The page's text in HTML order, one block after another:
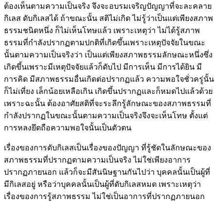
ต้องเห็นตามความเป็นจริง จึงจะอบรมเจริญปัญญาที่จะละคลาย
กิเลส ดับกิเลสได้ ถ้าขณะนั้น สติไม่เกิด ไม่รู้ว่าเป็นแต่เพียงสภาพ
ธรรมชนิดหนึ่ง ก็ไม่เห็นโทษแล้ว เพราะเหตุว่า ไม่ได้รู้สภาพ
ธรรมที่กำลังปรากฏตามปกติที่เกิดขึ้นเพราะเหตุปัจจัยในขณะ
นั้นตามความเป็นจริงว่า เป็นแต่เพียงสภาพธรรมลักษณะหนึ่งซึ่ง
เกิดขึ้นเพราะมีเหตุปัจจัยแล้วก็ดับไป มีการเห็น มีการได้ยิน มี
การคิด มีสภาพธรรมอื่นเกิดต่อปรากฏแล้ว ความพอใจชั่วครู่นั้น
ก็ไม่เที่ยง เล็กน้อยเหลือเกิน เกิดขึ้นปรากฏและก็หมดไปแล้วด้วย
เพราะฉะนั้น ต้องอาศัยสติที่จะระลึกรู้ลักษณะของสภาพธรรมที่
กำลังปรากฏในขณะนั้นตามความเป็นจริงจึงจะเห็นโทษ ตั้งแต่
การหลงยึดถือความพอใจนั้นเป็นตัวตน
เรื่องของการดับกิเลสเป็นเรื่องของปัญญา ที่รู้ชัดในลักษณะของ
สภาพธรรมที่ปรากฏตามความเป็นจริง ไม่ใช่เพียงอาการ
ปรากฏภายนอก แล้วก็จะมีสันนิษฐานกันไปว่า บุคคลนั้นเป็นผู้ที่
มีกิเลสอยู่ หรือว่าบุคคลนั้นเป็นผู้ที่ดับกิเลสหมด เพราะเหตุว่า
เรื่องของการรู้สภาพธรรม ไม่ใช่เป็นอาการที่ปรากฏภายนอก